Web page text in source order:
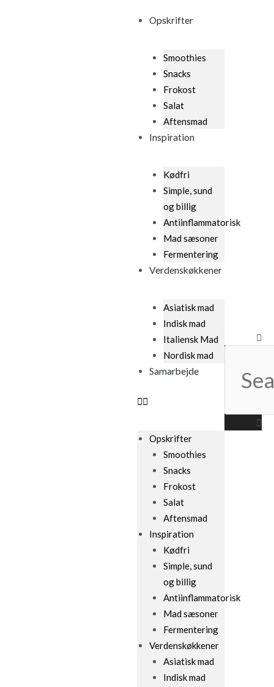
Opskrifter
Smoothies
Snacks
Frokost
Salat
Aftensmad
Inspiration
Kødfri
Simple, sund
og billig
Antiinflammatorisk
Mad sæsoner
Fermentering
Verdenskøkkener
Asiatisk mad
Indisk mad
Italiensk Mad
Nordisk mad
Samarbejde
Opskrifter
Smoothies
Snacks
Frokost
Salat
Aftensmad
Inspiration
Kødfri
Simple, sund
og billig
Antiinflammatorisk
Mad sæsoner
Fermentering
Verdenskøkkener
Asiatisk mad
Indisk mad